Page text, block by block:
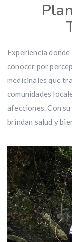
Experiencia
conocer por
medicinales que
comunidades
afecciones. Con
brindan salud y